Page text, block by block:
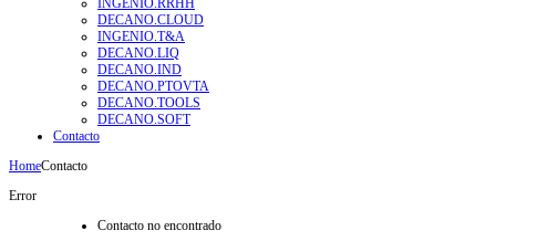
INGENIO.RRHH
DECANO.CLOUD
INGENIO.T&A
DECANO.LIQ
DECANO.IND
DECANO.PTOVTA
DECANO.TOOLS
DECANO.SOFT
Contacto
HomeContacto
Error
Contacto no encontrado